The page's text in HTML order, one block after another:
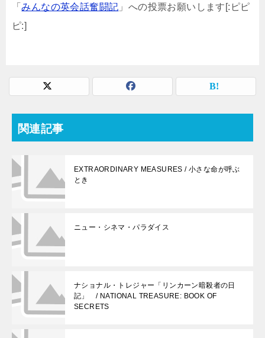
「みんなの英会話奮闘記 」への投票お願いします[:ピピ
ピ:]
関連記事
EXTRAORDINARY MEASURES / 小さな命が呼ぶ
とき
ニュー・シネマ・パラダイス
ナショナル・トレジャー「リンカーン暗殺者の日
記」 / NATIONAL TREASURE: BOOK OF
SECRETS